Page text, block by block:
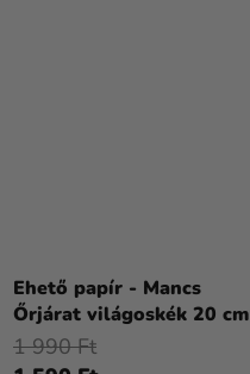
Ehető papír - Mancs
Őrjárat világoskék 20 cm
1 990 Ft